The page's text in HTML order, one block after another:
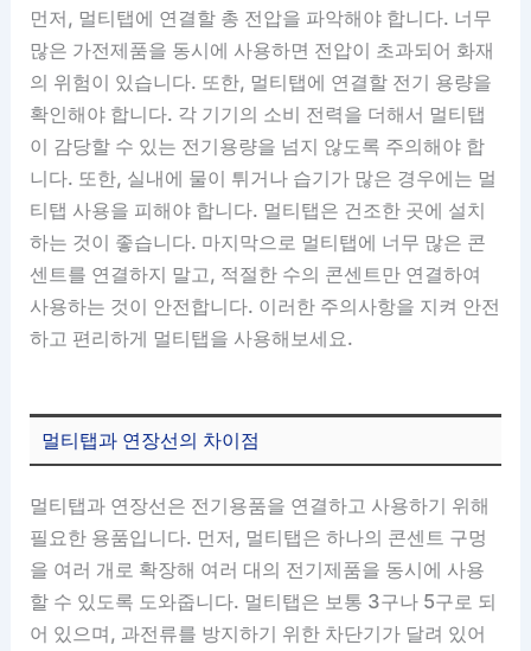
먼저, 멀티탭에 연결할 총 전압을 파악해야 합니다. 너무
많은 가전제품을 동시에 사용하면 전압이 초과되어 화재
의 위험이 있습니다. 또한, 멀티탭에 연결할 전기 용량을
확인해야 합니다. 각 기기의 소비 전력을 더해서 멀티탭
이 감당할 수 있는 전기용량을 넘지 않도록 주의해야 합
니다. 또한, 실내에 물이 튀거나 습기가 많은 경우에는 멀
티탭 사용을 피해야 합니다. 멀티탭은 건조한 곳에 설치
하는 것이 좋습니다. 마지막으로 멀티탭에 너무 많은 콘
센트를 연결하지 말고, 적절한 수의 콘센트만 연결하여
사용하는 것이 안전합니다. 이러한 주의사항을 지켜 안전
하고 편리하게 멀티탭을 사용해보세요.
멀티탭과 연장선의 차이점
멀티탭과 연장선은 전기용품을 연결하고 사용하기 위해
필요한 용품입니다. 먼저, 멀티탭은 하나의 콘센트 구멍
을 여러 개로 확장해 여러 대의 전기제품을 동시에 사용
할 수 있도록 도와줍니다. 멀티탭은 보통 3구나 5구로 되
어 있으며, 과전류를 방지하기 위한 차단기가 달려 있어